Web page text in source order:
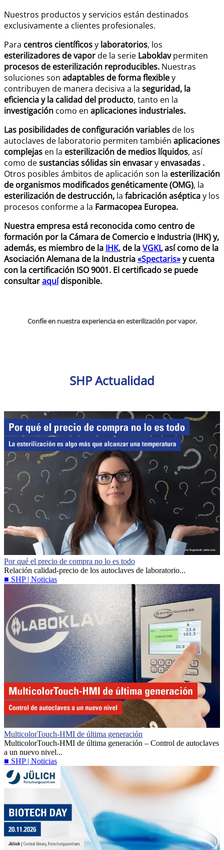
Nuestros productos y servicios están destinados
exclusivamente a clientes profesionales.
Para centros científicosy laboratorios, los
esterilizadores de vaporde la serie Laboklavpermiten
procesos de esterilización reproducibles. Nuestras
soluciones son adaptables de forma flexibley
contribuyen de manera decisiva a la seguridad, la
eficiencia y la calidad del producto, tanto en la
investigación como en aplicaciones industriales.
Las posibilidades de configuración variablesde los
autoclaves de laboratorio permiten también aplicaciones
complejas en la esterilización de medios líquidos, así
como desustancias sólidas sin envasary envasadas .
Otros posibles ámbitos de aplicación son la esterilización
de organismos modificados genéticamente (OMG), la
esterilización de destrucción, la fabricación asépticay los
procesos conforme a la Farmacopea Europea.
Nuestra empresa está reconocida como centro de
formación por la Cámara de Comercio e Industria (IHK) y,
además, es miembro de la IHK, de laVGKLasí como de la
Asociación Alemana de la Industria«Spectaris»y cuenta
con la certificación ISO 9001. El certificado se puede
consultaraquídisponible.
Confíe en nuestra experiencia en esterilización por vapor.
SHP Actualidad
Por qué el precio de compra no lo es todo
Relación calidad-precio de los autoclaves de laboratorio...
■ SHP | Noticias
MulticolorTouch-HMI de última generación
MulticolorTouch-HMI de última generación – Control de autoclaves
a un nuevo nivel...
■ SHP | Noticias